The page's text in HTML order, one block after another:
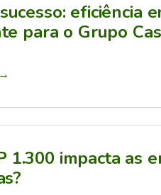
eficiência
para o Grupo
→
1.300 impacta as